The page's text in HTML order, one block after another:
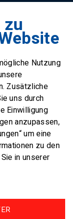
zu
Nutzung
Zusätzliche
uns durch
Einwilligung
anzupassen,
um eine
zu den
in unserer